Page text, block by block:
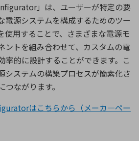
」は、ユーザーが特定の要
電源システムを構成するためのツー
使用することで、さまざまな電源モ
ントを組み合わせて、カスタムの電
率的に設計することができます。こ
システムの構築プロセスが簡素化さ
ながります。
はこちらから（メーカ―ペー